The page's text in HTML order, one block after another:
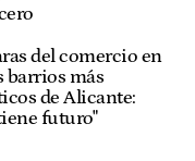
del comercio en
barrios más
de Alicante:
futuro"